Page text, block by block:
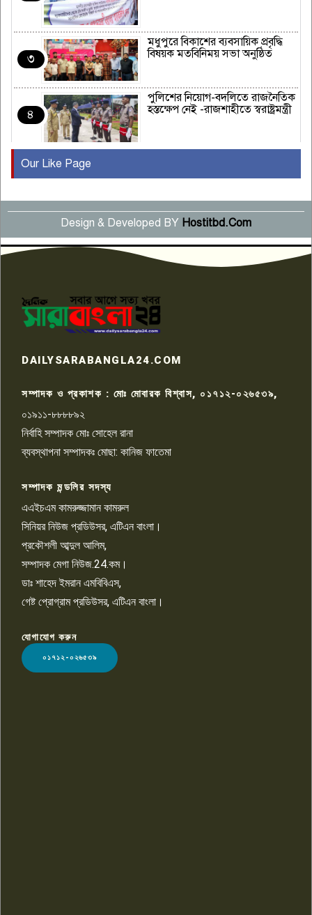
৩
মধুপুরে বিকাশের ব্যবসায়িক প্রবৃদ্ধি
বিষয়ক মতবিনিময় সভা অনুষ্ঠিত
৪
পুলিশের নিয়োগ-বদলিতে রাজনৈতিক
হস্তক্ষেপ নেই -রাজশাহীতে স্বরাষ্ট্রমন্ত্রী
৫
বছর পূর্তি উদযাপন
৬
সংবাদ সম্মেলনে অভিযোগ অস্বীকার
উদ্দেশ্য প্রণোদিত সংবাদ প্রকাশের
প্রতিবাদ নাজির হাসানের
৭
কেটে ঘরে ঢুকে স্কুল শিক্ষিকাকে হত্যা
টয়লেটের ট্যাংকি থেকে লাশ উদ্ধার
রাজশাহীতে সন্ত্রাসী হামলায় গুরুতর
চাঁদাবাজি ও হয়রানির অভিযোগ
১০
Our Like Page
Design & Developed BY Hostitbd.Com
LOGO
DAILYSARABANGLA24.COM
সম্পাদক ও প্রকাশক : মোঃ মোবারক বিশ্বাস, ০১৭১২-০২৬৫৩৯,
০১৯১১-৮৮৮৮৯২
নির্বাহি সম্পাদক মোঃ সোহেল রানা
ব্যবস্থাপনা সম্পাদকঃ মোছা: কানিজ ফাতেমা
সম্পাদক মন্ডলির সদস্য
এএইচএম কামরুজ্জামান কামরুল
সিনিয়র নিউজ প্রডিউসর, এটিএন বাংলা।
প্রকৌশলী আব্দুল আলিম,
সম্পাদক মেগা নিউজ.24.কম।
ডাঃ শাহেদ ইমরান এমবিবিএস,
গেষ্ট প্রোগ্রাম প্রডিউসর, এটিএন বাংলা।
যোগাযোগ করুন
০১৭১২-০২৬৫৩৯